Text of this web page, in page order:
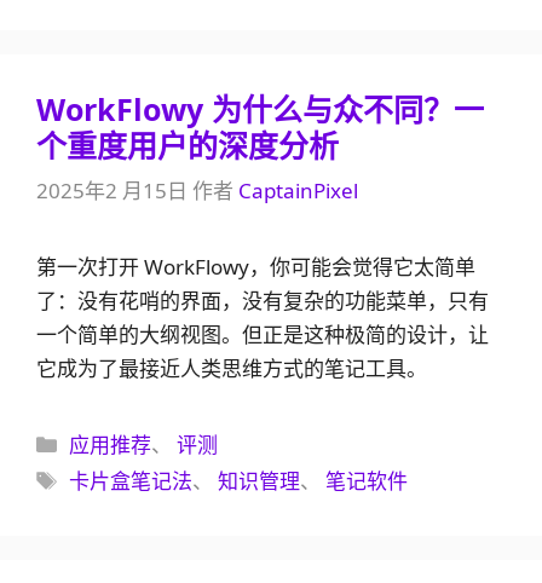
WorkFlowy 为什么与众不同？一
个重度用户的深度分析
2025年2 月15日 作者 CaptainPixel
第一次打开 WorkFlowy，你可能会觉得它太简单
了：没有花哨的界面，没有复杂的功能菜单，只有
一个简单的大纲视图。但正是这种极简的设计，让
它成为了最接近人类思维方式的笔记工具。
分
类
应用推荐、评测
标
卡片盒笔记法、知识管理、笔记软件